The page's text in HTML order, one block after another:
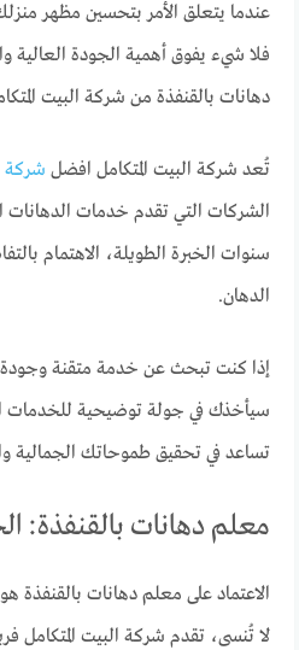
عندما يتعلق الأمر بتحسين مظهر
فلا شيء يفوق أهمية الجودة العالية
دهانات بالقنفذة من شركة البيت
تُعد شركة البيت المتكامل افضل شركة
الشركات التي تقدم خدمات الدهانات
سنوات الخبرة الطويلة، الاهتمام
الدهان.
إذا كنت تبحث عن خدمة متقنة وجودة
سيأخذك في جولة توضيحية للخدمات
تساعد في تحقيق طموحاتك الجمالية
معلم دهانات بالقنفذة:
الاعتماد على معلم دهانات بالقنفذة
لا تُنسى، تقدم شركة البيت المتكامل